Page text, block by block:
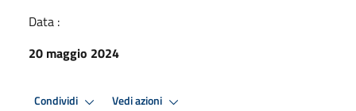
Data :
20 maggio 2024
Condividi Vedi azioni